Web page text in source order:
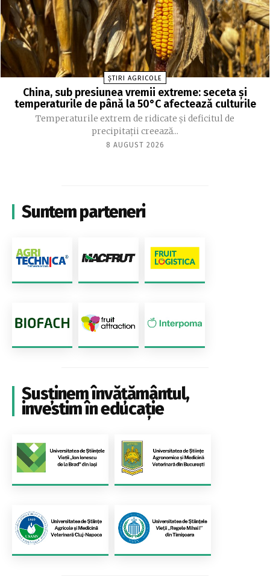
ȘTIRI AGRICOLE
China, sub presiunea vremii extreme: seceta și
temperaturile de până la 50°C afectează culturile
Temperaturile extrem de ridicate și deficitul de
precipitații creează...
8 AUGUST 2026
Suntem parteneri
Susținem învățământul,
investim în educație